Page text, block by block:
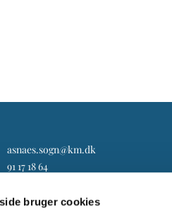
bruger cookies
asnaes.sogn@km.dk
91 17 18 64